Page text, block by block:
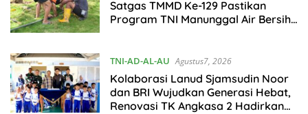
Satgas TMMD Ke-129 Pastikan
Program TNI Manunggal Air Bersih
TNI-AD-AL-AU Agustus7, 2026
Kolaborasi Lanud Sjamsudin Noor
dan BRI Wujudkan Generasi Hebat,
Renovasi TK Angkasa 2 Hadirkan